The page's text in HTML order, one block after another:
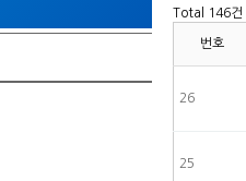
Total 146건
번호
26
25